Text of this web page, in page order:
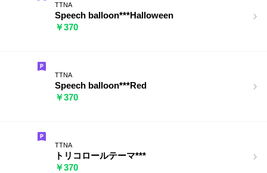
TTNA
Speech balloon***Halloween
￥370
TTNA
Speech balloon***Red
￥370
TTNA
トリコロールテーマ***
￥370